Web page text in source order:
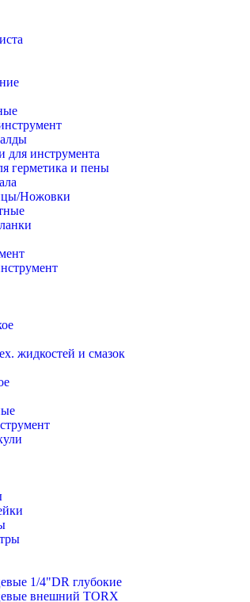
инструмента
герметика и пены
Ножовки
жидкостей и смазок
1/4"DR глубокие
внешний TORX